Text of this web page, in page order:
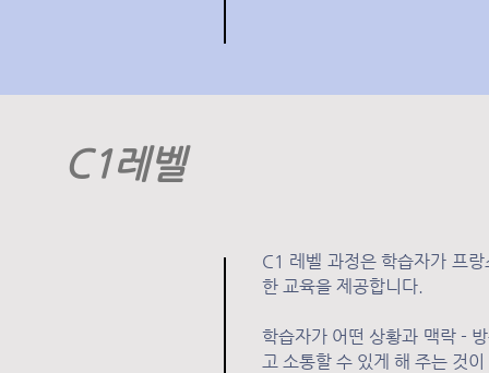
C1레벨
C1 레벨 과정은 학습자가 프
한 교육을 제공합니다.
학습자가 어떤 상황과 맥락 -
고 소통할 수 있게 해 주는 것